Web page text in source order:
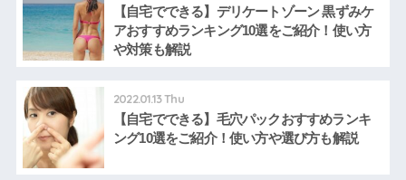
【自宅でできる】デリケートゾーン 黒ずみケ
アおすすめランキング10選をご紹介！使い方
や対策も解説
2022.01.13 Thu
【自宅でできる】毛穴パックおすすめランキ
ング10選をご紹介！使い方や選び方も解説